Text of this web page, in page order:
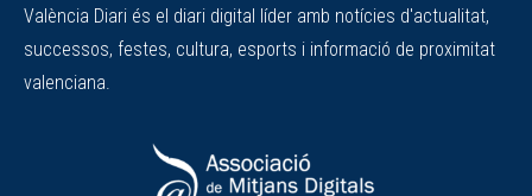
València Diari és el diari digital líder amb notícies d'actualitat,
successos, festes, cultura, esports i informació de proximitat
valenciana.